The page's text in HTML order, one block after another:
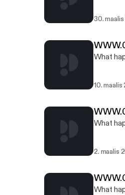
30.
What
10. maalis
What
2. maalis
What